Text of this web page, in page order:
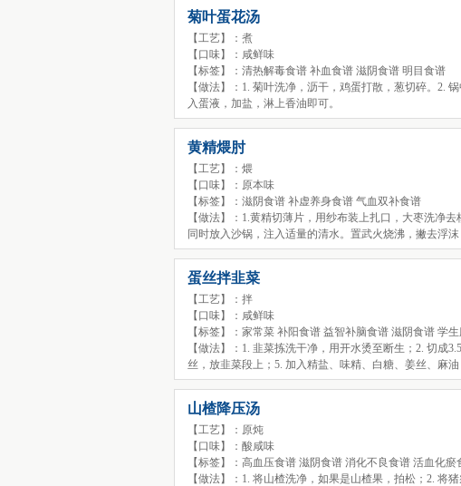
菊叶蛋花汤
【工艺】：煮
【口味】：咸鲜味
【标签】：清热解毒食谱 补血食谱 滋阴食谱 明目食谱
【做法】：1. 菊叶洗净，沥干，鸡蛋打散，葱切碎。2.
入蛋液，加盐，淋上香油即可。
黄精煨肘
【工艺】：煨
【口味】：原本味
【标签】：滋阴食谱 补虚养身食谱 气血双补食谱
【做法】：1.黄精切薄片，用纱布装上扎口，大枣洗净
同时放入沙锅，注入适量的清水。置武火烧沸，撇去浮
蛋丝拌韭菜
【工艺】：拌
【口味】：咸鲜味
【标签】：家常菜 补阳食谱 益智补脑食谱 滋阴食谱 学
【做法】：1. 韭菜拣洗干净，用开水烫至断生；2. 切成
丝，放韭菜段上；5. 加入精盐、味精、白糖、姜丝、麻油
山楂降压汤
【工艺】：原炖
【口味】：酸咸味
【标签】：高血压食谱 滋阴食谱 消化不良食谱 活血化瘀
【做法】：1. 将山楂洗净，如果是山楂果，拍松；2. 将